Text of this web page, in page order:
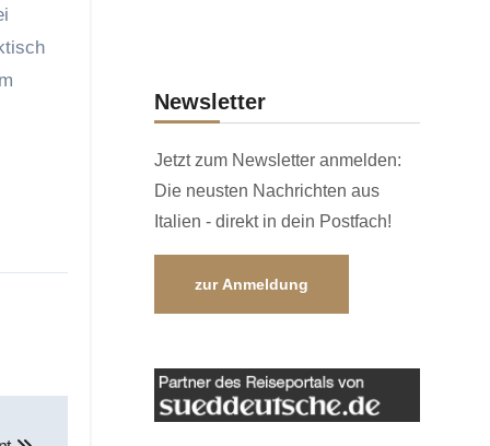
Newsletter
Jetzt zum Newsletter anmelden:
Die neusten Nachrichten aus
Italien - direkt in dein Postfach!
zur Anmeldung